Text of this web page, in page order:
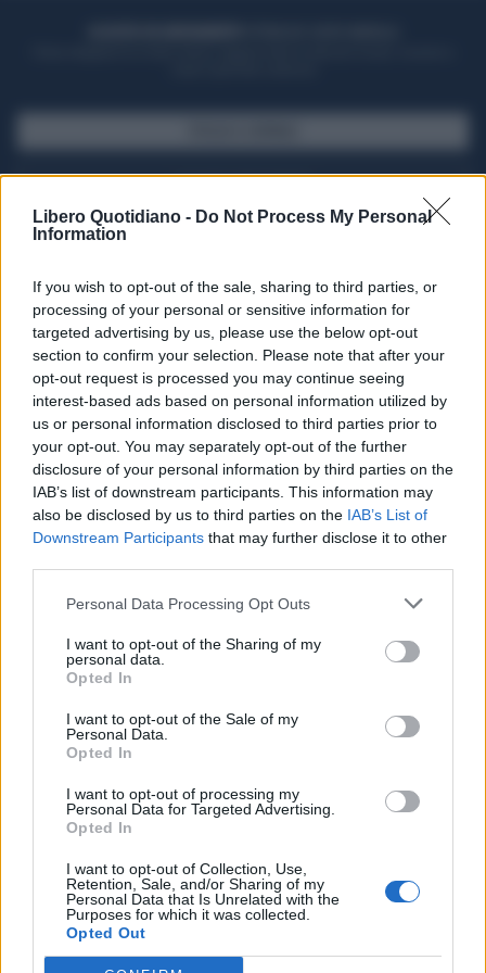
Libero Quotidiano - Do Not Process My Personal
Information
If you wish to opt-out of the sale, sharing to third parties, or
processing of your personal or sensitive information for
targeted advertising by us, please use the below opt-out
section to confirm your selection. Please note that after your
opt-out request is processed you may continue seeing
interest-based ads based on personal information utilized by
us or personal information disclosed to third parties prior to
your opt-out. You may separately opt-out of the further
disclosure of your personal information by third parties on the
IAB’s list of downstream participants. This information may
also be disclosed by us to third parties on the IAB’s List of
Downstream Participants that may further disclose it to other
Personal Data Processing Opt Outs
I want to opt-out of the Sharing of my
personal data.
Opted In
I want to opt-out of the Sale of my
Personal Data.
Opted In
I want to opt-out of processing my
Personal Data for Targeted Advertising.
Opted In
I want to opt-out of Collection, Use,
Retention, Sale, and/or Sharing of my
Personal Data that Is Unrelated with the
Purposes for which it was collected.
Opted Out
Seguici su Google Discover
Segui Libero Quotidiano su Google Discover
Scegli Libero Quotidiano come fonte preferita
SPETTACOLI
SCIENZA E TECH
Libero ShoppingContattiPubblicitàCookie policy
Condizioni generali